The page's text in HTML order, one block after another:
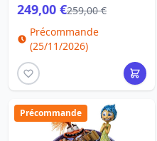
249,00 €259,00 €
Précommande
(25/11/2026)
Précommande